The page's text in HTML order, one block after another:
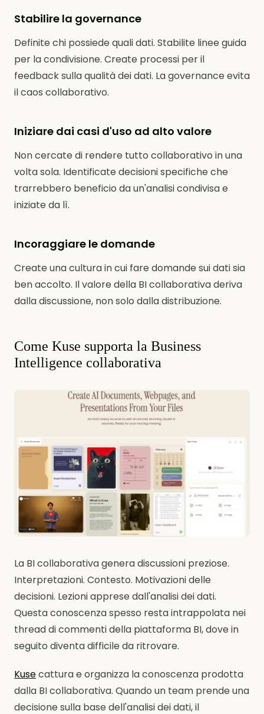
Stabilire la governance
Definite chi possiede quali dati. Stabilite linee guida
per la condivisione. Create processi per il
feedback sulla qualità dei dati. La governance evita
il caos collaborativo.
Iniziare dai casi d'uso ad alto valore
Non cercate di rendere tutto collaborativo in una
volta sola. Identificate decisioni specifiche che
trarrebbero beneficio da un'analisi condivisa e
iniziate da lì.
Incoraggiare le domande
Create una cultura in cui fare domande sui dati sia
ben accolto. Il valore della BI collaborativa deriva
dalla discussione, non solo dalla distribuzione.
Come Kuse supporta la Business
Intelligence collaborativa
La BI collaborativa genera discussioni preziose.
Interpretazioni. Contesto. Motivazioni delle
decisioni. Lezioni apprese dall'analisi dei dati.
Questa conoscenza spesso resta intrappolata nei
thread di commenti della piattaforma BI, dove in
seguito diventa difficile da ritrovare.
Kusecattura e organizza la conoscenza prodotta
dalla BI collaborativa. Quando un team prende una
decisione sulla base dell'analisi dei dati, il